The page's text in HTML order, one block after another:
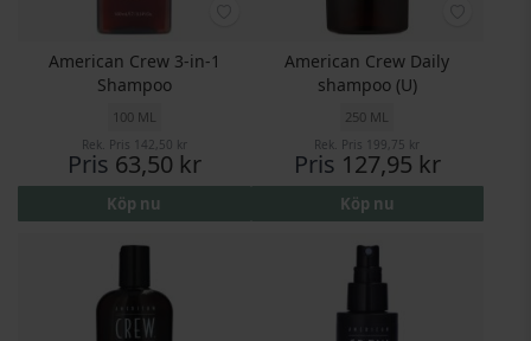
American Crew 3-in-1
Shampoo
100 ML
Rek. Pris 142,50 kr
Pris 63,50 kr
Köp nu
American Crew Daily
shampoo (U)
250 ML
Rek. Pris 199,75 kr
Pris 127,95 kr
Köp nu